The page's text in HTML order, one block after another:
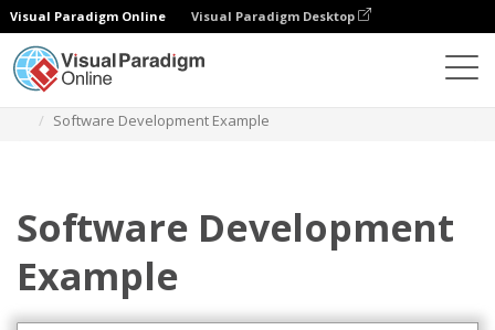
Visual Paradigm Online Visual Paradigm Desktop
Software Development Example
Software Development
Example